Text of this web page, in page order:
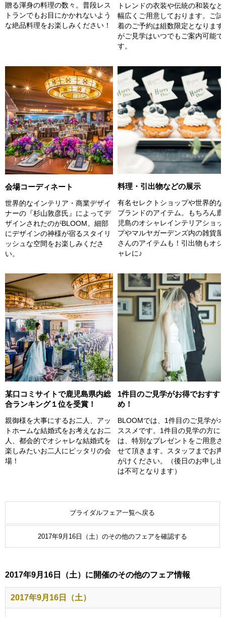
贈る渾身の料理の数々。普段レス
トランでもお目にかかれないよう
な絶品料理をお楽しみください！
トレンドの衣装や伝統の和装など
幅広くご用意しております。ご試
着のご予約は組数限定となります
がご見学はいつでもご案内可能で
す。
会場コーディネート
世界的なインテリア・商業デザイ
ナーの『杉山敦彦氏』によってデ
ザインされたのがBLOOM。細部
にデザインの神様が宿るスタイリ
ッシュな空間をお楽しみくださ
い。
料理・引出物などの展示
有名セレクトショップや世界的な
ブランドのアイテム。もちろん鹿
児島のオシャレインテリアショッ
プやマルヤガーデンズ内の雑貨屋
さんのアイテムも！引出物もオシ
ャレに♪
某口コミサイトで鹿児島県内総
合ランキング１位を受賞！
親御様を大事にするお二人、アッ
トホームな結婚式をお考えなお二
人、都会的でオシャレな結婚式を
楽しみたいお二人にピッタリの会
場！
1件目のご見学がお得でおすす
め！
BLOOMでは、1件目のご見学がオ
ススメです。1件目の見学の方に
は、特別なプレゼントをご用意さ
せて頂きます。スタッフまでお声
がけください。（後日のお申し出
は不可となります）
ブライダルフェア一覧へ戻る
2017年9月16日（土）のその他のフェアを確認する
2017年9月16日（土）に開催のその他のフェア情報
2017年9月16日（土）